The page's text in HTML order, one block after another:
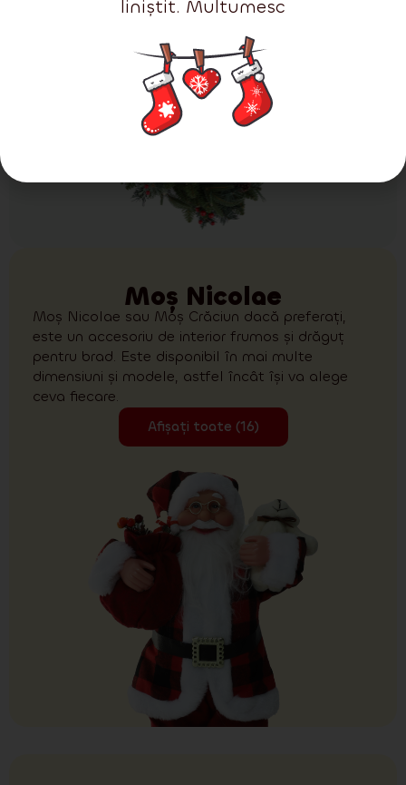
Moș Nicolae
Moș Nicolae sau Moș Crăciun dacă preferați,
este un accesoriu de interior frumos și drăguț
pentru brad. Este disponibil în mai multe
dimensiuni și modele, astfel încât își va alege
ceva fiecare.
Afișați toate (16)
liniștit. Multumesc